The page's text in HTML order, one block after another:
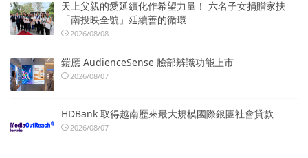
天上父親的愛延續化作希望力量！ 六名子女捐贈家扶
「南投映全號」延續善的循環
2026/08/08
鎧應 AudienceSense 臉部辨識功能上市
2026/08/07
HDBank 取得越南歷來最大規模國際銀團社會貸款
2026/08/07